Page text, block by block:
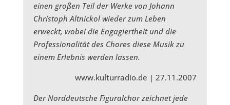
einen großen Teil der Werke von Johann
Christoph Altnickol wieder zum Leben
erweckt, wobei die Engagiertheit und die
Professionalität des Chores diese Musik zu
einem Erlebnis werden lassen.
www.kulturradio.de | 27.11.2007
Der Norddeutsche Figuralchor zeichnet jede